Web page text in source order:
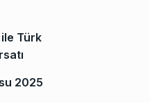
ile Türk
2025